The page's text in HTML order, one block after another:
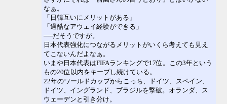
なぁ。
「日韓互いにメリットがある」
「過酷なアウェイ経験ができる」
──だそうですが。
日本代表強化につながるメリットがいくら考えても見え
てこないんだよなぁ。
いまや日本代表はFIFAランキングで17位。この3年という
もの20位以内をキープし続けている。
22年のワールドカップからこっち、ドイツ、スペイン、
ドイツ、イングランド、ブラジルを撃破。オランダ、ス
ウェーデンと引き分け。